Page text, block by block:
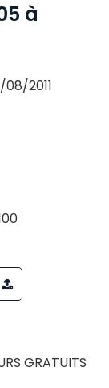
à
2011
GRATUITS